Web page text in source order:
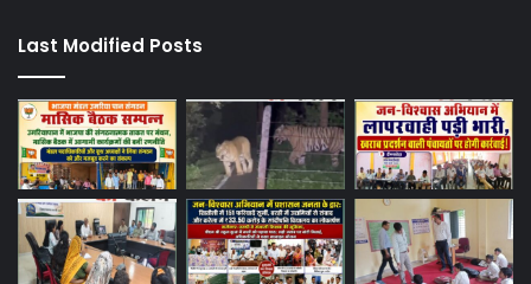
Last Modified Posts